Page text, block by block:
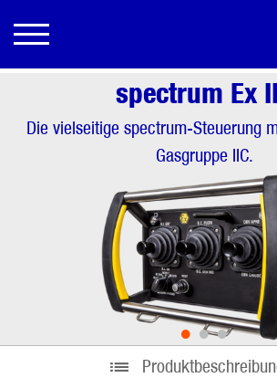
spectrum Ex
Die vielseitige spectrum-Steuerung
Gasgruppe IIC.
•••